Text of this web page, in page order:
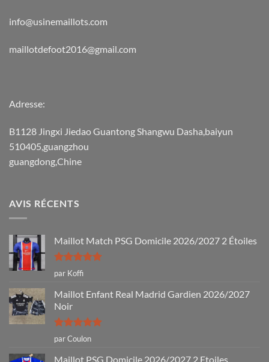
info@usinemaillots.com
maillotdefoot2016@gmail.com
Adresse:
B1128 Jingxi Jiedao Guantong Shangwu Dasha,baiyun
510405,guangzhou
guangdong,Chine
AVIS RÉCENTS
Maillot Match PSG Domicile 2026/2027 2 Étoiles
Note5sur
5
par Koffi
Maillot Enfant Real Madrid Gardien 2026/2027
Noir
Note5sur
5
par Coulon
Maillot PSG Domicile 2026/2027 2 Etoiles